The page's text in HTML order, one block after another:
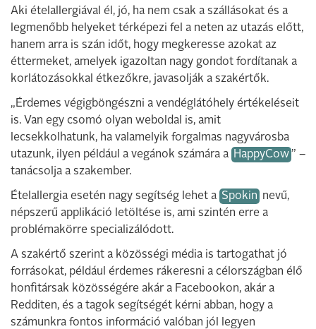
Aki ételallergiával él, jó, ha nem csak a szállásokat és a
legmenőbb helyeket térképezi fel a neten az utazás előtt,
hanem arra is szán időt, hogy megkeresse azokat az
éttermeket, amelyek igazoltan nagy gondot fordítanak a
korlátozásokkal étkezőkre, javasolják a szakértők.
„Érdemes végigböngészni a vendéglátóhely értékeléseit
is. Van egy csomó olyan weboldal is, amit
lecsekkolhatunk, ha valamelyik forgalmas nagyvárosba
utazunk, ilyen például a vegánok számára a HappyCow” –
tanácsolja a szakember.
Ételallergia esetén nagy segítség lehet a Spokin nevű,
népszerű applikáció letöltése is, ami szintén erre a
problémakörre specializálódott.
A szakértő szerint a közösségi média is tartogathat jó
forrásokat, például érdemes rákeresni a célországban élő
honfitársak közösségére akár a Facebookon, akár a
Redditen, és a tagok segítségét kérni abban, hogy a
számunkra fontos információ valóban jól legyen